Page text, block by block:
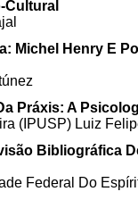
Michel Henry E
Práxis: A
(IPUSP) Luiz
Bibliográfica
Federal Do